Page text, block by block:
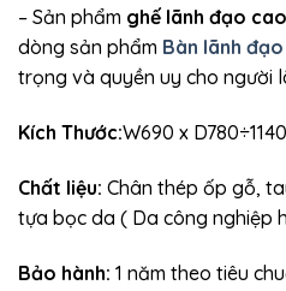
– Sản phẩm ghế lãnh đạo
dòng sản phẩm Bàn lãnh
trọng và quyền uy cho người
Kích Thước:W690 x
Chất liệu: Chân thép ốp gỗ,
tựa bọc da ( Da công nghiệp
Bảo hành: 1 năm theo tiêu